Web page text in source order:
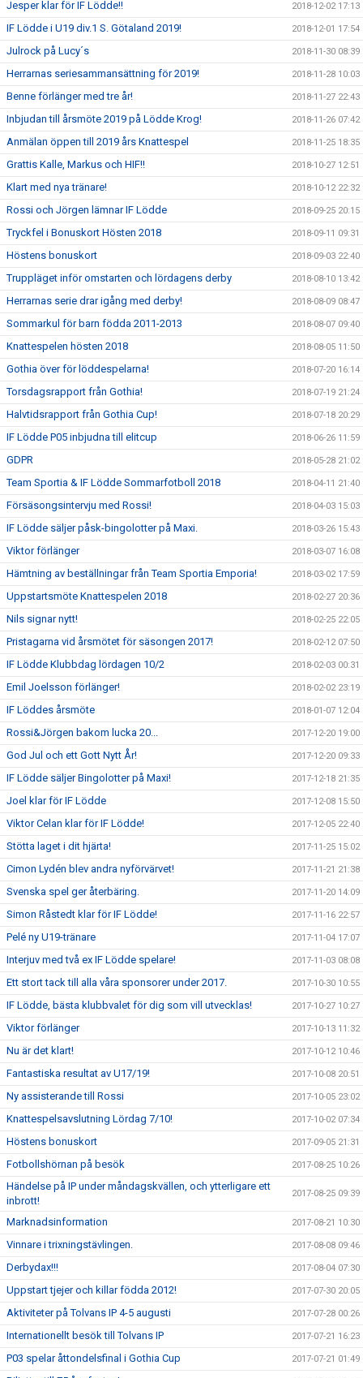
Jesper klar för IF Lödde!! 2018-12-02 17:13
IF Lödde i U19 div.1 S. Götaland 2019! 2018-12-01 17:54
Julrock på Lucy´s 2018-11-30 08:39
Herrarnas seriesammansättning för 2019! 2018-11-28 10:03
Benne förlänger med tre år! 2018-11-27 22:43
Inbjudan till årsmöte 2019 på Lödde Krog! 2018-11-26 07:42
Anmälan öppen till 2019 års Knattespel 2018-11-25 18:35
Grattis Kalle, Markus och HIF!! 2018-10-27 12:51
Klart med nya tränare! 2018-10-12 22:32
Rossi och Jörgen lämnar IF Lödde 2018-09-25 20:15
Tryckfel i Bonuskort Hösten 2018 2018-09-11 09:31
Höstens bonuskort 2018-09-03 22:40
Truppläget inför omstarten och lördagens derby 2018-08-10 13:42
Herrarnas serie drar igång med derby! 2018-08-09 08:47
Sommarkul för barn födda 2011-2013 2018-08-07 09:40
Knattespelen hösten 2018 2018-08-05 11:50
Gothia över för löddespelarna! 2018-07-20 16:14
Torsdagsrapport från Gothia! 2018-07-19 21:24
Halvtidsrapport från Gothia Cup! 2018-07-18 20:29
IF Lödde P05 inbjudna till elitcup 2018-06-26 11:59
GDPR 2018-05-28 21:02
Team Sportia & IF Lödde Sommarfotboll 2018 2018-04-11 21:40
Försäsongsintervju med Rossi! 2018-04-03 15:03
IF Lödde säljer påsk-bingolotter på Maxi. 2018-03-26 15:43
Viktor förlänger 2018-03-07 16:08
Hämtning av beställningar från Team Sportia Emporia! 2018-03-02 17:59
Uppstartsmöte Knattespelen 2018 2018-02-27 20:36
Nils signar nytt! 2018-02-25 22:05
Pristagarna vid årsmötet för säsongen 2017! 2018-02-12 07:50
IF Lödde Klubbdag lördagen 10/2 2018-02-03 00:31
Emil Joelsson förlänger! 2018-02-02 23:19
IF Löddes årsmöte 2018-01-07 12:04
Rossi&Jörgen bakom lucka 20... 2017-12-20 19:00
God Jul och ett Gott Nytt År! 2017-12-20 09:33
IF Lödde säljer Bingolotter på Maxi! 2017-12-18 21:35
Joel klar för IF Lödde 2017-12-08 15:50
Viktor Celan klar för IF Lödde! 2017-12-05 22:40
Stötta laget i dit hjärta! 2017-11-25 15:02
Cimon Lydén blev andra nyförvärvet! 2017-11-21 21:38
Svenska spel ger återbäring. 2017-11-20 14:09
Simon Råstedt klar för IF Lödde! 2017-11-16 22:57
Pelé ny U19-tränare 2017-11-04 17:07
Interjuv med två ex IF Lödde spelare! 2017-11-03 08:08
Ett stort tack till alla våra sponsorer under 2017. 2017-10-30 10:55
IF Lödde, bästa klubbvalet för dig som vill utvecklas! 2017-10-27 10:27
Viktor förlänger 2017-10-13 11:32
Nu är det klart! 2017-10-12 10:46
Fantastiska resultat av U17/19! 2017-10-08 20:51
Ny assisterande till Rossi 2017-10-05 23:02
Knattespelsavslutning Lördag 7/10! 2017-10-02 07:34
Höstens bonuskort 2017-09-05 21:31
Fotbollshörnan på besök 2017-08-25 10:26
Händelse på IP under måndagskvällen, och ytterligare ett
inbrott!
2017-08-25 09:39
Marknadsinformation 2017-08-21 10:30
Vinnare i trixningstävlingen. 2017-08-08 09:46
Derbydax!!! 2017-08-04 07:30
Uppstart tjejer och killar födda 2012! 2017-07-30 20:05
Aktiviteter på Tolvans IP 4-5 augusti 2017-07-28 00:26
Internationellt besök till Tolvans IP 2017-07-21 16:23
P03 spelar åttondelsfinal i Gothia Cup 2017-07-21 01:49